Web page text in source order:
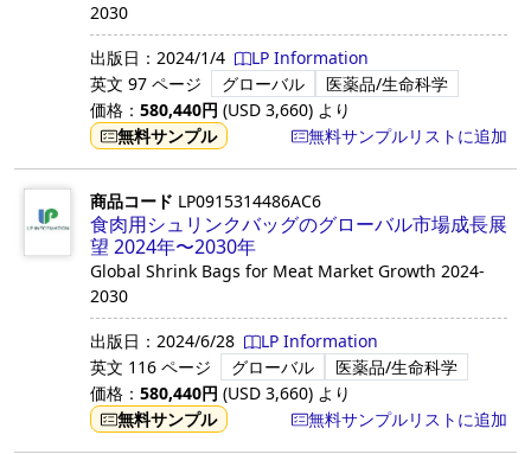
2030
出版日： 2024/1/4
LP Information
英文 97 ページ グローバル
医薬品/生命科学
価格： 580,440円 (USD 3,660) より
無料サンプル
無料サンプルリストに追加
商品コード LP0915314486AC6
食肉用シュリンクバッグのグローバル市場成長展
望 2024年〜2030年
Global Shrink Bags for Meat Market Growth 2024-
2030
出版日： 2024/6/28
LP Information
英文 116 ページ グローバル
医薬品/生命科学
価格： 580,440円 (USD 3,660) より
無料サンプル
無料サンプルリストに追加